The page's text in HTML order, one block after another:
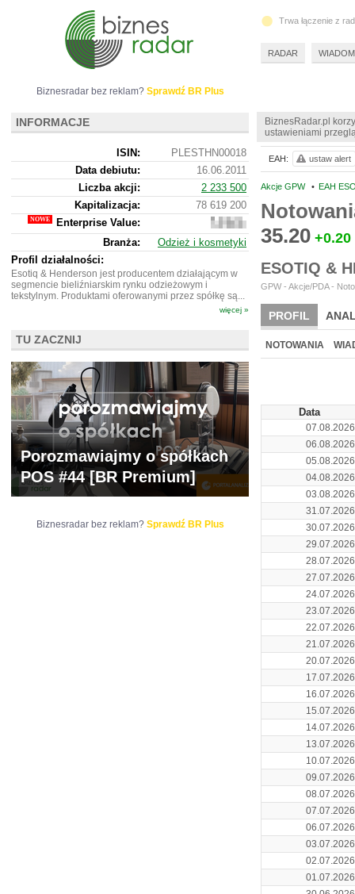
BiznesRadar.pl
ustawieniami
Akcje GPW • EAH
35.20 +0.20
ESOTIQ &
GPW - Akcje/PDA -
PROFIL
WYCENA BR
NOTOWANIA
Data
07.08.2026
06.08.2026
05.08.2026
04.08.2026
03.08.2026
31.07.2026
30.07.2026
29.07.2026
28.07.2026
27.07.2026
24.07.2026
23.07.2026
22.07.2026
21.07.2026
20.07.2026
17.07.2026
16.07.2026
15.07.2026
14.07.2026
13.07.2026
10.07.2026
09.07.2026
08.07.2026
07.07.2026
06.07.2026
03.07.2026
02.07.2026
01.07.2026
EAH: ustaw alert
Biznesradar bez reklam? Sprawdź BR Plus
INFORMACJE
ISIN:
PLESTHN00018
Data debiutu:
16.06.2011
Liczba akcji:
2 233 500
Kapitalizacja:
78 619 200
Enterprise Value:
098
200
Branża:
Odzież i kosmetyki
Profil działalności:
Esotiq & Henderson jest producentem działającym w
segmencie bieliźniarskim rynku odzieżowym i
tekstylnym. Produktami oferowanymi przez spółkę są...
więcej »
TU ZACZNIJ
Porozmawiajmy o spółkach
POS #44 [BR Premium]
Biznesradar bez reklam? Sprawdź BR Plus
Trwa łączenie z
RADAR